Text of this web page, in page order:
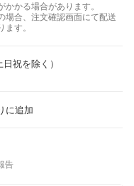
かる場合があります。
合、注文確認画面にて配送
す。
祝を除く）
に追加
告